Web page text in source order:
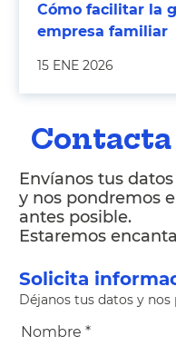
Cómo facilitar la
empresa familiar
15 ENE 2026
Envíanos tus
y nos pondremos
antes posible.
Estaremos
Solicita
Déjanos tus datos y